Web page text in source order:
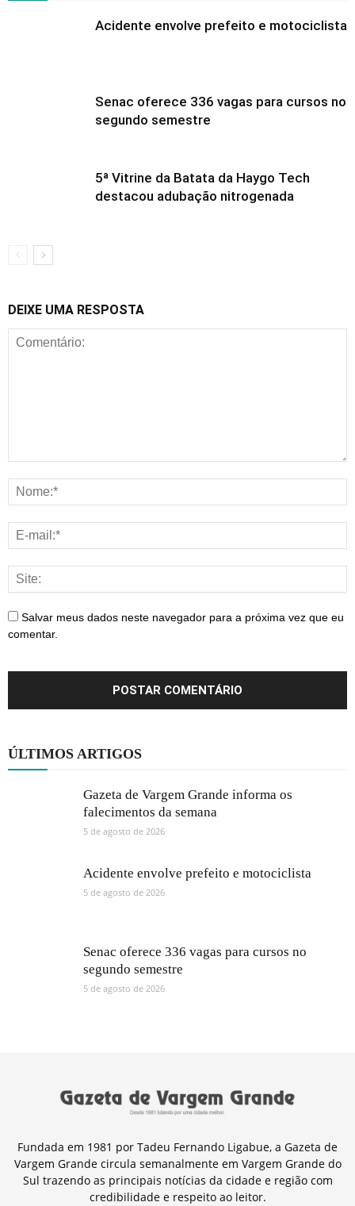
Acidente envolve prefeito e motociclista
Senac oferece 336 vagas para cursos no
segundo semestre
5ª Vitrine da Batata da Haygo Tech
destacou adubação nitrogenada
DEIXE UMA RESPOSTA
Salvar meus dados neste navegador para a próxima vez que eu
comentar.
ÚLTIMOS ARTIGOS
Gazeta de Vargem Grande informa os
falecimentos da semana
5 de agosto de 2026
Acidente envolve prefeito e motociclista
5 de agosto de 2026
Senac oferece 336 vagas para cursos no
segundo semestre
5 de agosto de 2026
Fundada em 1981 por Tadeu Fernando Ligabue, a Gazeta de
Vargem Grande circula semanalmente em Vargem Grande do
Sul trazendo as principais notícias da cidade e região com
credibilidade e respeito ao leitor.